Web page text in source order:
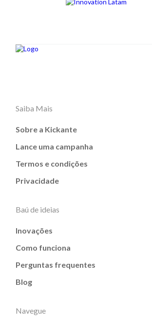
Saiba Mais
Sobre a Kickante
Lance uma campanha
Termos e condições
Privacidade
Baú de ideias
Inovações
Como funciona
Perguntas frequentes
Blog
Navegue